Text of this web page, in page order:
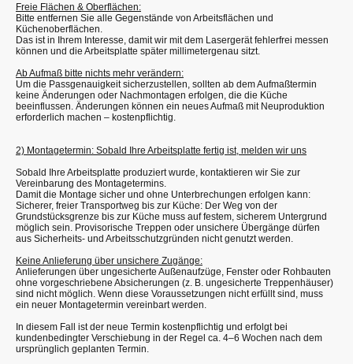
Freie Flächen & Oberflächen:
Bitte entfernen Sie alle Gegenstände von Arbeitsflächen und
Küchenoberflächen.
Das ist in Ihrem Interesse, damit wir mit dem Lasergerät fehlerfrei messen
können und die Arbeitsplatte später millimetergenau sitzt.
Ab Aufmaß bitte nichts mehr verändern:
Um die Passgenauigkeit sicherzustellen, sollten ab dem Aufmaßtermin
keine Änderungen oder Nachmontagen erfolgen, die die Küche
beeinflussen. Änderungen können ein neues Aufmaß mit Neuproduktion
erforderlich machen – kostenpflichtig.
2) Montagetermin: Sobald Ihre Arbeitsplatte fertig ist, melden wir uns
Sobald Ihre Arbeitsplatte produziert wurde, kontaktieren wir Sie zur
Vereinbarung des Montagetermins.
Damit die Montage sicher und ohne Unterbrechungen erfolgen kann:
Sicherer, freier Transportweg bis zur Küche: Der Weg von der
Grundstücksgrenze bis zur Küche muss auf festem, sicherem Untergrund
möglich sein. Provisorische Treppen oder unsichere Übergänge dürfen
aus Sicherheits- und Arbeitsschutzgründen nicht genutzt werden.
Keine Anlieferung über unsichere Zugänge:
Anlieferungen über ungesicherte Außenaufzüge, Fenster oder Rohbauten
ohne vorgeschriebene Absicherungen (z. B. ungesicherte Treppenhäuser)
sind nicht möglich. Wenn diese Voraussetzungen nicht erfüllt sind, muss
ein neuer Montagetermin vereinbart werden.
In diesem Fall ist der neue Termin kostenpflichtig und erfolgt bei
kundenbedingter Verschiebung in der Regel ca. 4–6 Wochen nach dem
ursprünglich geplanten Termin.